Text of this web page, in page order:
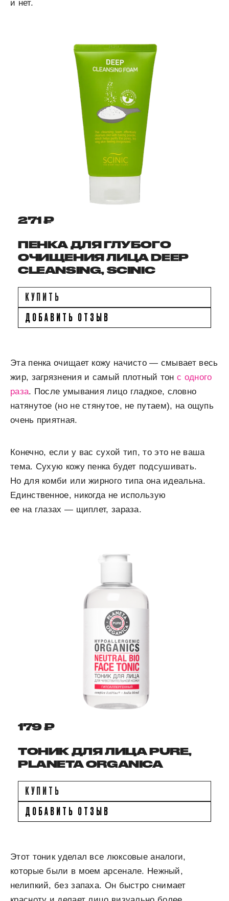
и нет.
271 ₽
ПЕНКА ДЛЯ ГЛУБОГО
ОЧИЩЕНИЯ ЛИЦА DEEP
CLEANSING, SCINIC
КУПИТЬ
ДОБАВИТЬ ОТЗЫВ
Эта пенка очищает кожу начисто — смывает весь
жир, загрязнения и самый плотный тонс одного
раза. После умывания лицо гладкое, словно
натянутое (но не стянутое, не путаем), на ощупь
очень приятная.
Конечно, если у вас сухой тип, то это не ваша
тема. Сухую кожу пенка будет подсушивать.
Но для комби или жирного типа она идеальна.
Единственное, никогда не использую
ее на глазах — щиплет, зараза.
179 ₽
ТОНИК ДЛЯ ЛИЦА PURE,
PLANETA ORGANICA
КУПИТЬ
ДОБАВИТЬ ОТЗЫВ
Этот тоник уделал все люксовые аналоги,
которые были в моем арсенале. Нежный,
нелипкий, без запаха. Он быстро снимает